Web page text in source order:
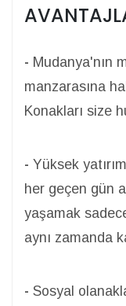
- Mudanya'nın
manzarasına
Konakları size
- Yüksek
her geçen gün
yaşamak
aynı zamanda
- Sosyal